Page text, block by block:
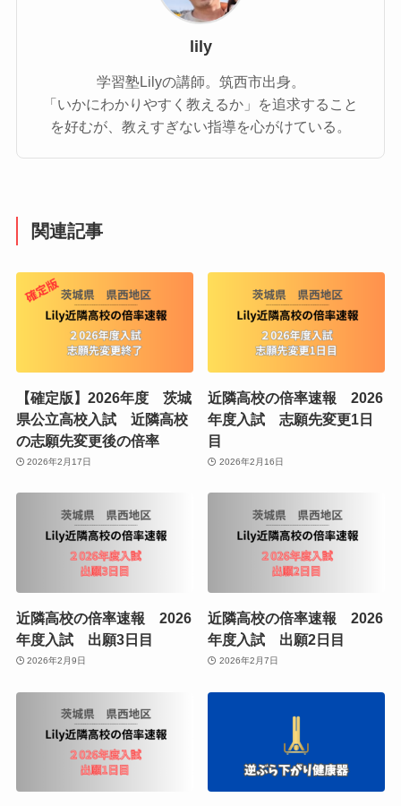
lily
学習塾Lilyの講師。筑西市出身。
「いかにわかりやすく教えるか」を追求すること
を好むが、教えすぎない指導を心がけている。
関連記事
【確定版】2026年度 茨城
県公立高校入試 近隣高校
の志願先変更後の倍率
2026年2月17日
近隣高校の倍率速報 2026
年度入試 志願先変更1日
目
2026年2月16日
近隣高校の倍率速報 2026
年度入試 出願3日目
2026年2月9日
近隣高校の倍率速報 2026
年度入試 出願2日目
2026年2月7日